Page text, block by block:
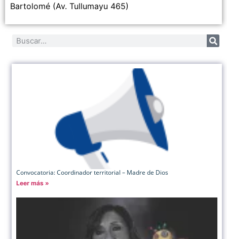
Bartolomé (Av. Tullumayu 465)
Convocatoria: Coordinador territorial – Madre de Dios
Leer más »